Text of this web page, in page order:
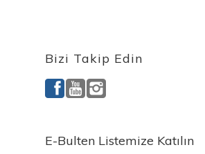
Bizi Takip Edin
E-Bulten Listemize Katılın